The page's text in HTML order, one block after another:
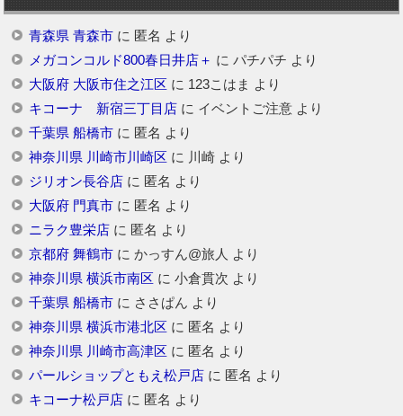
青森県 青森市に 匿名 より
メガコンコルド800春日井店＋ に パチパチ より
大阪府 大阪市住之江区 に 123こはま より
キコーナ 新宿三丁目店に イベントご注意より
千葉県 船橋市に 匿名 より
神奈川県 川崎市川崎区 に 川崎より
ジリオン長谷店に 匿名 より
大阪府 門真市に 匿名 より
ニラク豊栄店に 匿名 より
京都府 舞鶴市に かっすん@旅人 より
神奈川県 横浜市南区 に 小倉貫次 より
千葉県 船橋市に ささぱん より
神奈川県 横浜市港北区 に 匿名 より
神奈川県 川崎市高津区 に 匿名 より
パールショップともえ松戸店に 匿名 より
キコーナ松戸店に 匿名 より